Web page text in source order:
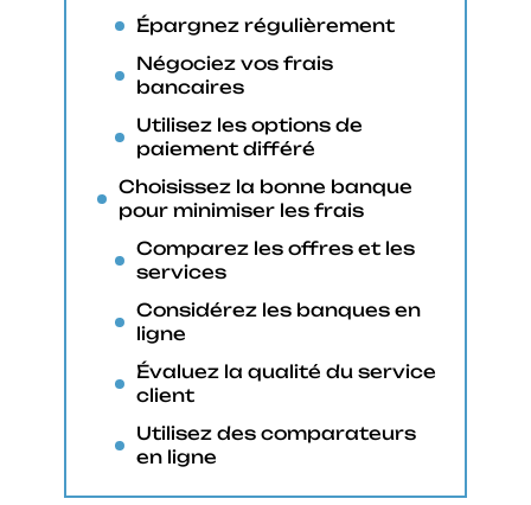
Épargnez régulièrement
Négociez vos frais
bancaires
Utilisez les options de
paiement différé
Choisissez la bonne banque
pour minimiser les frais
Comparez les offres et les
services
Considérez les banques en
ligne
Évaluez la qualité du service
client
Utilisez des comparateurs
en ligne